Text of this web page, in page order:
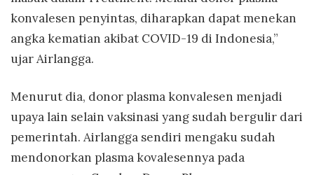
konvalesen penyintas, diharapkan dapat menekan
angka kematian akibat COVID-19 di Indonesia,”
ujar Airlangga.
Menurut dia, donor plasma konvalesen menjadi
upaya lain selain vaksinasi yang sudah bergulir dari
pemerintah. Airlangga sendiri mengaku sudah
mendonorkan plasma kovalesennya pada